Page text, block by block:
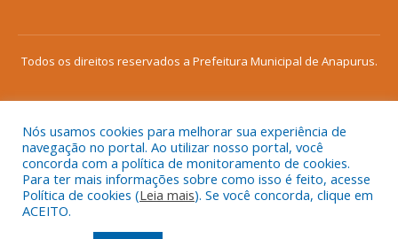
Todos os direitos reservados a Prefeitura Municipal de Anapurus.
Mapa do Site
Acessar Área Administrativa
Acessar o Webmail
Nós usamos cookies para melhorar sua experiência de
navegação no portal. Ao utilizar nosso portal, você
concorda com a política de monitoramento de cookies.
Para ter mais informações sobre como isso é feito, acesse
Política de cookies (Leia mais). Se você concorda, clique em
ACEITO.